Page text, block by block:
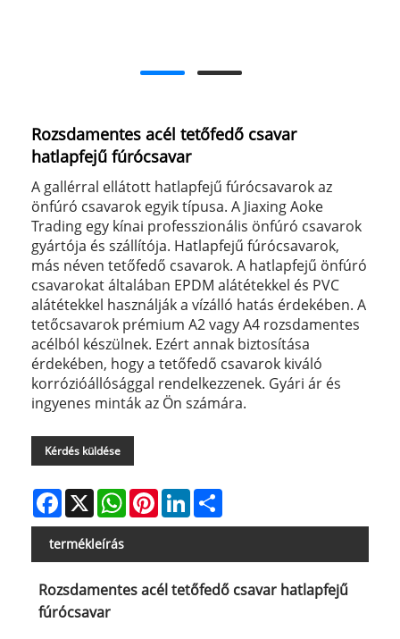
Rozsdamentes acél tetőfedő csavar
hatlapfejű fúrócsavar
A gallérral ellátott hatlapfejű fúrócsavarok az
önfúró csavarok egyik típusa. A Jiaxing Aoke
Trading egy kínai professzionális önfúró csavarok
gyártója és szállítója. Hatlapfejű fúrócsavarok,
más néven tetőfedő csavarok. A hatlapfejű önfúró
csavarokat általában EPDM alátétekkel és PVC
alátétekkel használják a vízálló hatás érdekében. A
tetőcsavarok prémium A2 vagy A4 rozsdamentes
acélból készülnek. Ezért annak biztosítása
érdekében, hogy a tetőfedő csavarok kiváló
korrózióállósággal rendelkezzenek. Gyári ár és
ingyenes minták az Ön számára.
Kérdés küldése
Facebook
X WhatsAppPinterestLinkedIn
termékleírás
Rozsdamentes acél tetőfedő csavar hatlapfejű
fúrócsavar